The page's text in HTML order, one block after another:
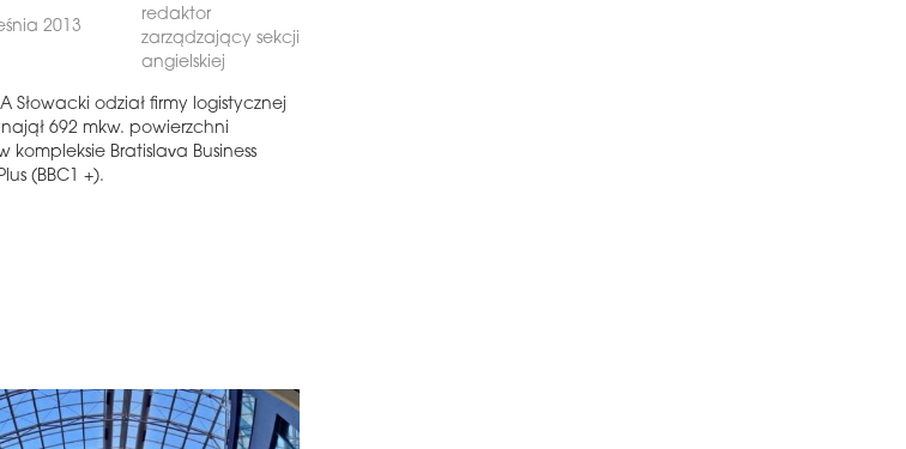
2013
redaktor
zarządzający sekcji
angielskiej
Słowacki odział firmy logistycznej
692 mkw. powierzchni
kompleksie Bratislava Business
(BBC1 +).